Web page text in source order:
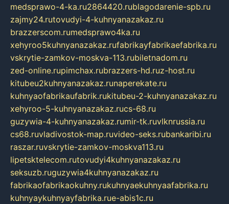
medsprawo-4-ka.ru2864420.rublagodarenie-spb.ru
zajmy24.rutovudyi-4-kuhnyanazakaz.ru
brazzerscom.rumedsprawo4ka.ru
xehyroo5kuhnyanazakaz.rufabrikayfabrikaefabrika.ru
vskrytie-zamkov-moskva-113.rubiletnadom.ru
zed-online.rupimchax.rubrazzers-hd.ruz-host.ru
kitubeu2kuhnyanazakaz.runaperekate.ru
kuhnyaofabrikaufabrik.rukitubeu-2-kuhnyanazakaz.ru
xehyroo-5-kuhnyanazakaz.rucs-68.ru
guzywia-4-kuhnyanazakaz.rumir-tk.ruvlknrussia.ru
cs68.ruvladivostok-map.ruvideo-seks.rubankaribi.ru
raszar.ruvskrytie-zamkov-moskva113.ru
lipetsktelecom.rutovudyi4kuhnyanazakaz.ru
seksuzb.ruguzywia4kuhnyanazakaz.ru
fabrikaofabrikaokuhny.rukuhnyaekuhnyaafabrika.ru
kuhnyaykuhnyayfabrika.rue-abis1c.ru